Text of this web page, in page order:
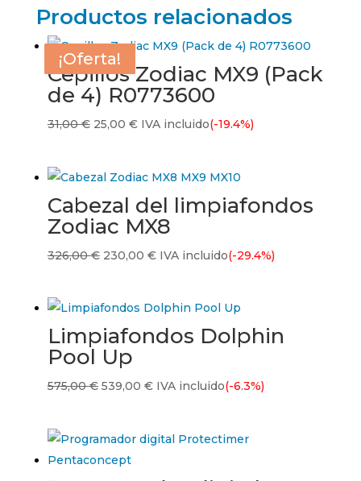
Productos relacionados
¡Oferta!
Cepillos Zodiac MX9 (Pack
de 4) R0773600
31,00€ El
era:
31,00 €.
25,00 €El
es:
25,00 €.
IVA incluido(-19.4%)
¡Oferta!
Cabezal del limpiafondos
Zodiac MX8
326,00€ El
326,00 €.
230,00 €El
es:
230,00 €.
IVA incluido(-29.4%)
¡Oferta!
Limpiafondos Dolphin
Pool Up
575,00€ El
era:
575,00 €.
539,00 €El
es:
IVA incluido(-6.3%)
¡Oferta!